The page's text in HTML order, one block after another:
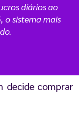
diários ao
o sistema mais
decide comprar